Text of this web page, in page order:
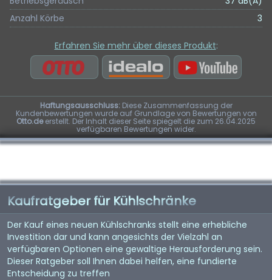
Anzahl Körbe
3
Erfahren Sie mehr über dieses Produkt:
Haftungsausschluss:Diese Zusammenfassung der
Kundenbewertungen wurde auf Grundlage von Bewertungen von
Otto.deerstellt. Der Inhalt dieser Seite spiegelt die zum 26.04.2025
verfügbaren Bewertungen wider.
Kaufratgeber für Kühlschränke
Der Kauf eines neuen Kühlschranks stellt eine erhebliche
Investition dar und kann angesichts der Vielzahl an
verfügbaren Optionen eine gewaltige Herausforderung sein.
Dieser Ratgeber soll Ihnen dabei helfen, eine fundierte
Entscheidung zu treffen